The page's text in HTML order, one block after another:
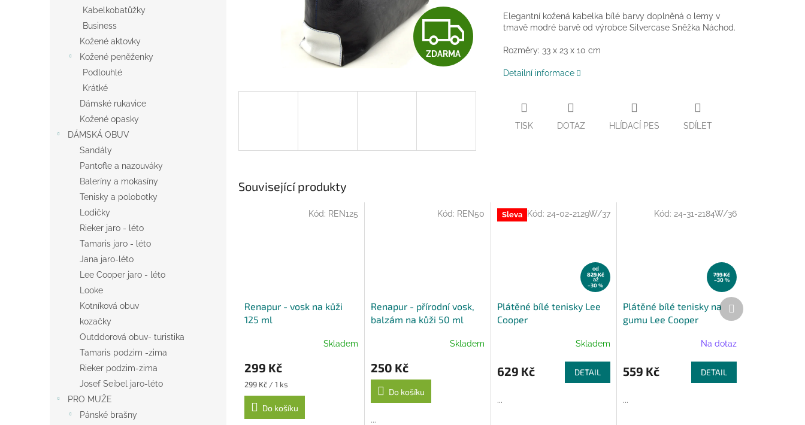
Kabelkobatůžky
Business
Kožené aktovky
Kožené peněženky
Podlouhlé
Krátké
Dámské rukavice
Kožené opasky
DÁMSKÁ OBUV
Sandály
Pantofle a nazouváky
Baleríny a mokasíny
Tenisky a polobotky
Lodičky
Rieker jaro - léto
Tamaris jaro - léto
Jana jaro-léto
Lee Cooper jaro - léto
Looke
Kotníková obuv
kozačky
Outddorová obuv- turistika
Tamaris podzim -zima
Rieker podzim-zima
Josef Seibel jaro-léto
PRO MUŽE
Pánské brašny
Z
D
R
M
ZDARMA
Elegantní kožená kabelka bílé barvy doplněná o lemy v
tmavě modré barvě od výrobce Silvercase Sněžka Náchod.
Rozměry: 33 x 23 x 10 cm
Detailní informace
TISK DOTAZ HLÍDACÍ PES SDÍLET
Související produkty
Renapur - vosk na kůži
125 ml
Skladem
299 Kč
Měrná
cena:
299 Kč / 1 ks
Do košíku
Kód: REN125
Renapur - přírodní vosk,
balzám na kůži 50 ml
Skladem
250 Kč
Do košíku
...
Kód: REN50 Sleva
od
829 Kč
až
–30 %
Plátěné bílé tenisky Lee
Cooper
Skladem
629 Kč DETAIL
...
Kód: 24-02-2129W/37
799 Kč
–30 %
Plátěné bílé tenisky na
gumu Lee Cooper
Na dotaz
559 Kč DETAIL
...
Kód: 24-31-2184W/36
Další
produkt